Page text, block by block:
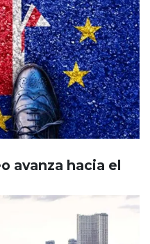
avanza hacia el